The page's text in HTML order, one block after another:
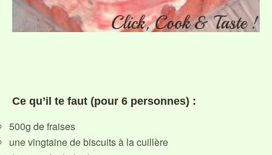
Ce qu’il te faut (pour 6 personnes) :
500g de fraises
une vingtaine de biscuits à la cuillère